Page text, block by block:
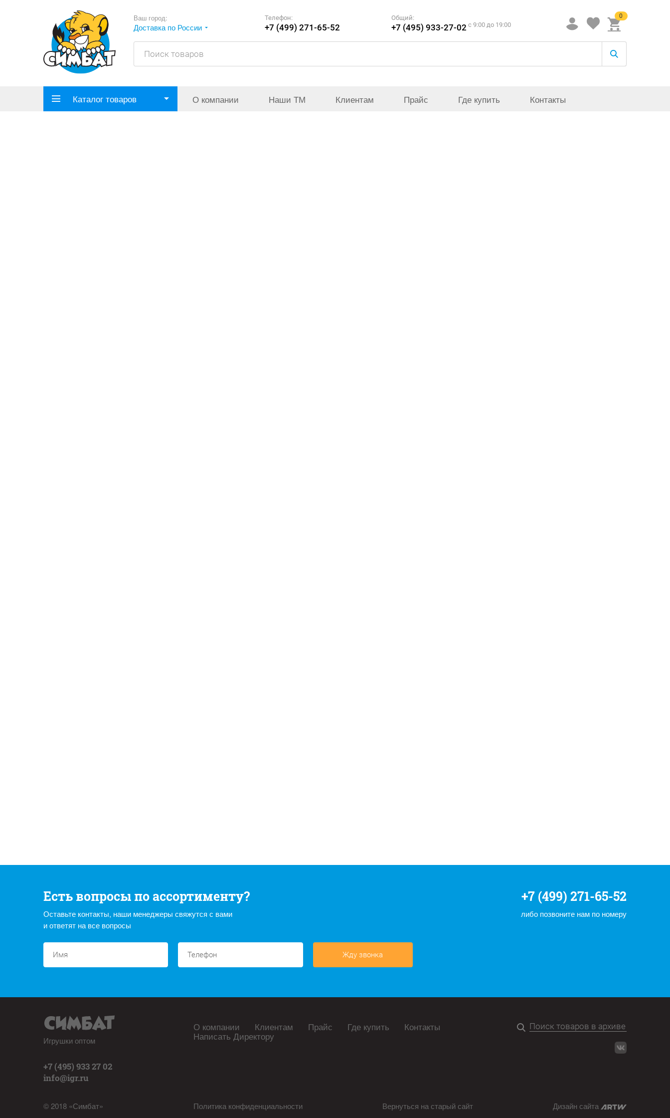
Ваш город:
Доставка по России
Телефон:
+7 (499) 271-65-52
Общий:
+7 (495) 933-27-02 c 9:00 до 19:00
0
Каталог товаров О компании Наши ТМ Клиентам Прайс Где купить Контакты
Есть вопросы по ассортименту?
Оставьте контакты, наши менеджеры свяжутся с вами
и ответят на все вопросы
+7 (499) 271-65-52
либо позвоните нам по номеру
Жду звонка
Игрушки оптом
+7 (495) 933 27 02
info@igr.ru
© 2018 «Симбат»
О компании Клиентам Прайс Где купить Контакты
Написать Директору
Политика конфиденциальности Вернуться на старый сайт Дизайн сайта